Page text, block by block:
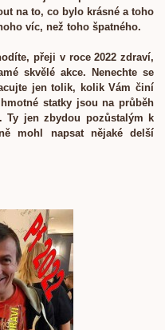
na to, co bylo krásné a toho
víc, než toho špatného.
přeji v roce 2022 zdraví,
skvělé akce. Nenechte se
jen tolik, kolik Vám činí
statky jsou na průběh
Ty jen zbydou pozůstalým k
mohl napsat nějaké delší